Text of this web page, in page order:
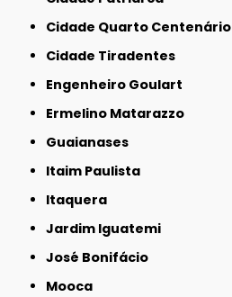
Cidade Quarto Centenário
Cidade Tiradentes
Engenheiro Goulart
Ermelino Matarazzo
Guaianases
Itaim Paulista
Itaquera
Jardim Iguatemi
José Bonifácio
Mooca